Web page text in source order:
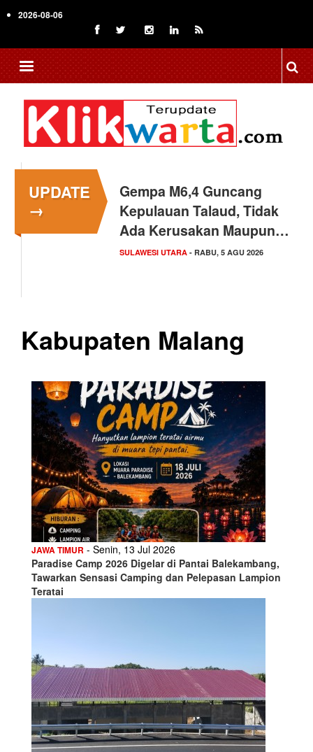
to
content
2026-08-06
UPDATE
→
Gempa M6,4 Guncang
Kepulauan Talaud, Tidak
Ada Kerusakan Maupun…
SULAWESI UTARA - RABU, 5 AGU 2026
Kabupaten Malang
JAWA TIMUR - Senin, 13 Jul 2026
Paradise Camp 2026 Digelar di Pantai Balekambang,
Tawarkan Sensasi Camping dan Pelepasan Lampion
Teratai